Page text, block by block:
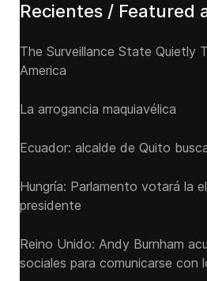
Recientes / Featured
The Surveillance State Quietly
America
La arrogancia maquiavélica
Ecuador: alcalde de Quito
Hungría: Parlamento votará la
presidente
Reino Unido: Andy ‌Burnham
sociales para comunicarse con